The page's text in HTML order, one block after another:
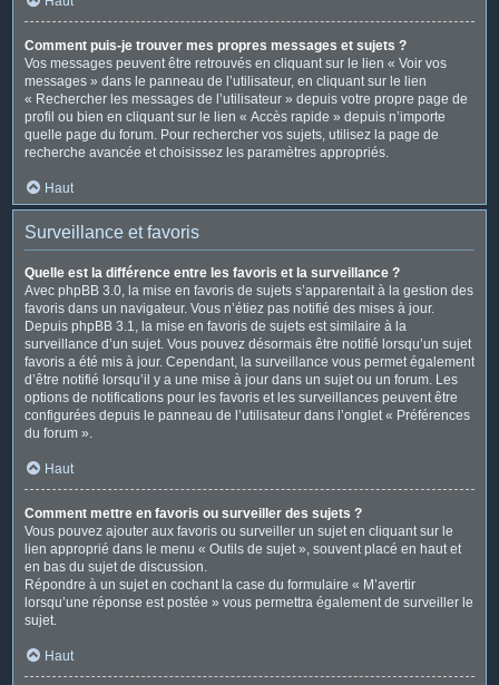
Comment puis-je trouver mes propres messages et sujets ?
Vos messages peuvent être retrouvés en cliquant sur le lien « Voir vos
messages » dans le panneau de l’utilisateur, en cliquant sur le lien
« Rechercher les messages de l’utilisateur » depuis votre propre page de
profil ou bien en cliquant sur le lien « Accès rapide » depuis n’importe
quelle page du forum. Pour rechercher vos sujets, utilisez la page de
recherche avancée et choisissez les paramètres appropriés.
Haut
Surveillance et favoris
Quelle est la différence entre les favoris et la surveillance ?
Avec phpBB 3.0, la mise en favoris de sujets s’apparentait à la gestion des
favoris dans un navigateur. Vous n’étiez pas notifié des mises à jour.
Depuis phpBB 3.1, la mise en favoris de sujets est similaire à la
surveillance d’un sujet. Vous pouvez désormais être notifié lorsqu’un sujet
favoris a été mis à jour. Cependant, la surveillance vous permet également
d’être notifié lorsqu’il y a une mise à jour dans un sujet ou un forum. Les
options de notifications pour les favoris et les surveillances peuvent être
configurées depuis le panneau de l’utilisateur dans l’onglet « Préférences
du forum ».
Haut
Comment mettre en favoris ou surveiller des sujets ?
Vous pouvez ajouter aux favoris ou surveiller un sujet en cliquant sur le
lien approprié dans le menu « Outils de sujet », souvent placé en haut et
en bas du sujet de discussion.
Répondre à un sujet en cochant la case du formulaire « M’avertir
lorsqu’une réponse est postée » vous permettra également de surveiller le
sujet.
Haut